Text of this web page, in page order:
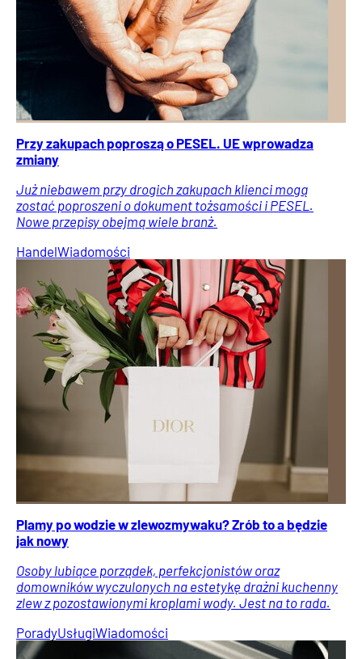
Przy zakupach poproszą o PESEL. UE wprowadza
zmiany
Już niebawem przy drogich zakupach klienci mogą
zostać poproszeni o dokument tożsamości i PESEL.
Nowe przepisy obejmą wiele branż.
HandelWiadomości
Plamy po wodzie w zlewozmywaku? Zrób to a będzie
jak nowy
Osoby lubiące porządek, perfekcjonistów oraz
domowników wyczulonych na estetykę drażni kuchenny
zlew z pozostawionymi kroplami wody. Jest na to rada.
PoradyUsługiWiadomości